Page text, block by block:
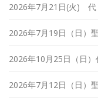
2026年7月21日(火) 代
2026年7月19日（日）
2026年10月25日（日
2026年7月12日（日）